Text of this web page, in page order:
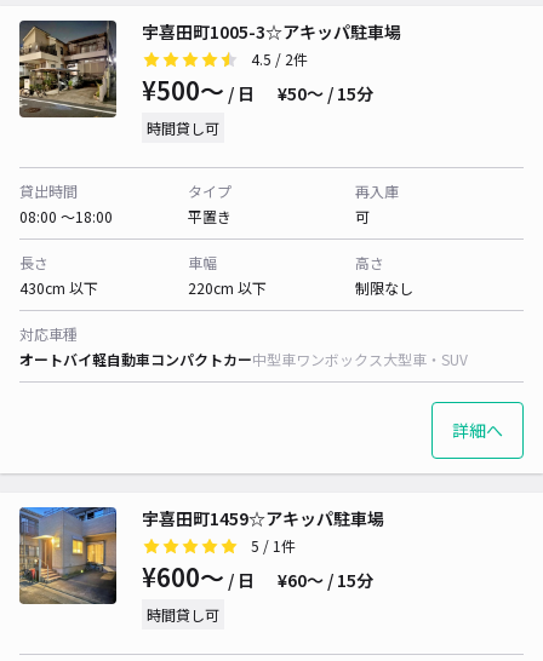
宇喜田町1005-3☆アキッパ駐車場
4.5 / 2件
¥500〜 / 日 ¥50〜 / 15分
時間貸し可
貸出時間
08:00 〜18:00
タイプ
平置き
再入庫
可
長さ
430cm 以下
車幅
220cm 以下
高さ
制限なし
対応車種
オートバイ軽自動車コンパクトカー中型車ワンボックス大型車・SUV
詳細へ
宇喜田町1459☆アキッパ駐車場
5 / 1件
¥600〜 / 日 ¥60〜 / 15分
時間貸し可